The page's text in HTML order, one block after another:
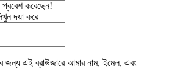
করেছেন!
দয়া করে
জন্য এই ব্রাউজারে আমার নাম, ইমেল, এবং